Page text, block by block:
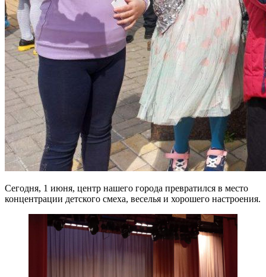
Сегодня, 1 июня, центр нашего города превратился в место
концентрации детского смеха, веселья и хорошего настроения.